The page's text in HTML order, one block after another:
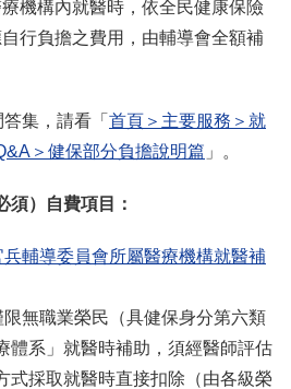
機構內就醫時，依全民健康保險
行負擔之費用，由輔導會全額補
集，請看「 首頁＞主要服務＞就
＞健保部分負擔說明篇 」。
須）自費項目：
兵輔導委員會所屬醫療機構就醫補
無職業榮民（具健保身分第六類
體系」就醫時補助，須經醫師評估
式採取就醫時直接扣除（由各級榮